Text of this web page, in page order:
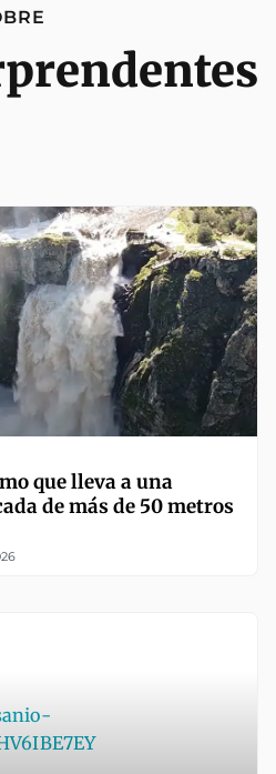
que lleva a una
de más de 50 metros